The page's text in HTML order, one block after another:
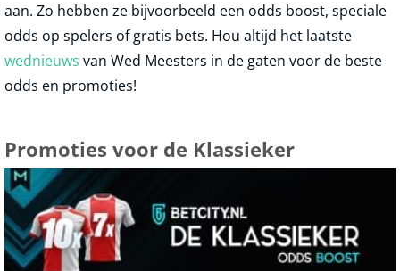
aan. Zo hebben ze bijvoorbeeld een odds boost, speciale
odds op spelers of gratis bets. Hou altijd het laatste
wednieuws van Wed Meesters in de gaten voor de beste
odds en promoties!
Promoties voor de Klassieker